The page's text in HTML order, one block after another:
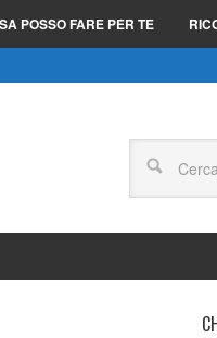
POSSO FARE PER TE